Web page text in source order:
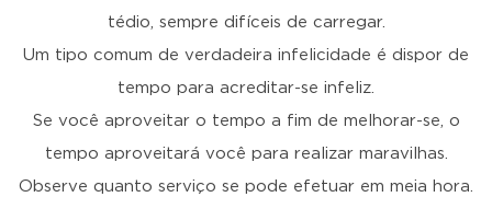
tédio, sempre difíceis de carregar.
Um tipo comum de verdadeira infelicidade é dispor de
tempo para acreditar-se infeliz.
Se você aproveitar o tempo a fim de melhorar-se, o
tempo aproveitará você para realizar maravilhas.
Observe quanto serviço se pode efetuar em meia hora.